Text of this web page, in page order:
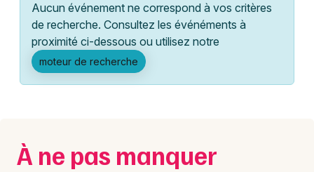
Activité & Expérience
Manifestations
Foires & salons
Concerts
Lyon
Marseille
Mulhouse
Nice
Aucun événement ne correspond à vos critères
de recherche. Consultez les événéments à
proximité ci-dessous ou utilisez notre
moteur de recherche
À ne pas manquer
Aujourd'hui
Demain Ce week-end Autre